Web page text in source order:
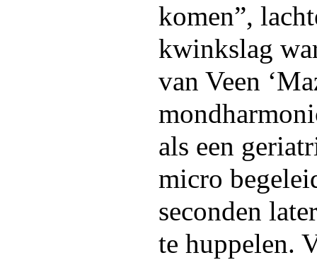
komen”,
kwinkslag
van Veen
als een
micro
seconden
te huppelen.